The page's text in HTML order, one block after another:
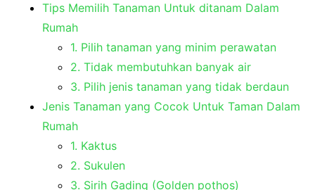
Tips Memilih Tanaman Untuk ditanam Dalam
Rumah
1. Pilih tanaman yang minim perawatan
2. Tidak membutuhkan banyak air
3. Pilih jenis tanaman yang tidak berdaun
Jenis Tanaman yang Cocok Untuk Taman Dalam
Rumah
1. Kaktus
2. Sukulen
3. Sirih Gading (Golden pothos)